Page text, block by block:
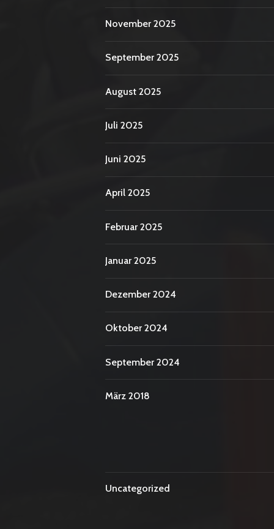
November 2025
September 2025
August 2025
Juli 2025
Juni 2025
April 2025
Februar 2025
Januar 2025
Dezember 2024
Oktober 2024
September 2024
März 2018
Uncategorized